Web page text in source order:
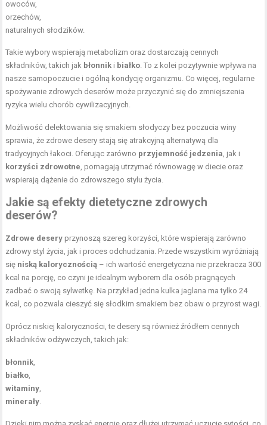
owoców,
orzechów,
naturalnych słodzików.
Takie wybory wspierają metabolizm oraz dostarczają cennych
składników, takich jak błonnik i białko . To z kolei pozytywnie wpływa na
nasze samopoczucie i ogólną kondycję organizmu. Co więcej, regularne
spożywanie zdrowych deserów może przyczynić się do zmniejszenia
ryzyka wielu chorób cywilizacyjnych.
Możliwość delektowania się smakiem słodyczy bez poczucia winy
sprawia, że zdrowe desery stają się atrakcyjną alternatywą dla
tradycyjnych łakoci. Oferując zarówno przyjemność jedzenia , jak i
korzyści zdrowotne , pomagają utrzymać równowagę w diecie oraz
wspierają dążenie do zdrowszego stylu życia.
Jakie są efekty dietetyczne zdrowych
deserów?
Zdrowe desery przynoszą szereg korzyści, które wspierają zarówno
zdrowy styl życia, jak i proces odchudzania. Przede wszystkim wyróżniają
się niską kalorycznością – ich wartość energetyczna nie przekracza 300
kcal na porcję, co czyni je idealnym wyborem dla osób pragnących
zadbać o swoją sylwetkę. Na przykład jedna kulka jaglana ma tylko 24
kcal, co pozwala cieszyć się słodkim smakiem bez obaw o przyrost wagi.
Oprócz niskiej kaloryczności, te desery są również źródłem cennych
składników odżywczych, takich jak:
błonnik
białko
witaminy
minerały